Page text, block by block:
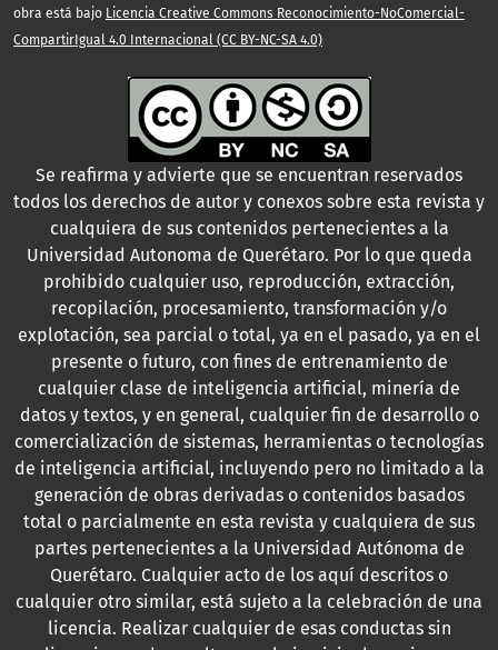
obra está bajo Licencia Creative Commons Reconocimiento-NoComercial-
CompartirIgual 4.0 Internacional (CC BY-NC-SA 4.0)
Se reafirma y advierte que se encuentran reservados
todos los derechos de autor y conexos sobre esta revista y
cualquiera de sus contenidos pertenecientes a la
Universidad Autonoma de Querétaro. Por lo que queda
prohibido cualquier uso, reproducción, extracción,
recopilación, procesamiento, transformación y/o
explotación, sea parcial o total, ya en el pasado, ya en el
presente o futuro, con fines de entrenamiento de
cualquier clase de inteligencia artificial, minería de
datos y textos, y en general, cualquier fin de desarrollo o
comercialización de sistemas, herramientas o tecnologías
de inteligencia artificial, incluyendo pero no limitado a la
generación de obras derivadas o contenidos basados
total o parcialmente en esta revista y cualquiera de sus
partes pertenecientes a la Universidad Autónoma de
Querétaro. Cualquier acto de los aquí descritos o
cualquier otro similar, está sujeto a la celebración de una
licencia. Realizar cualquier de esas conductas sin